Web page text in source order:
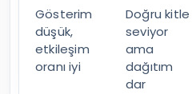
Gösterim
düşük,
etkileşim
oranı iyi
Doğru kitle
seviyor
ama
dağıtım
dar